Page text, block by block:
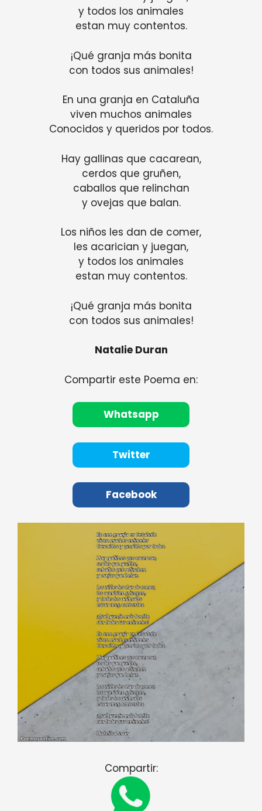
y todos los animales
estan muy contentos.
¡Qué granja más bonita
con todos sus animales!
En una granja en Cataluña
viven muchos animales
Conocidos y queridos por todos.
Hay gallinas que cacarean,
cerdos que gruñen,
caballos que relinchan
y ovejas que balan.
Los niños les dan de comer,
les acarician y juegan,
y todos los animales
estan muy contentos.
¡Qué granja más bonita
con todos sus animales!
Natalie Duran
Compartir este Poema en:
Whatsapp
Twitter
Facebook
Compartir: